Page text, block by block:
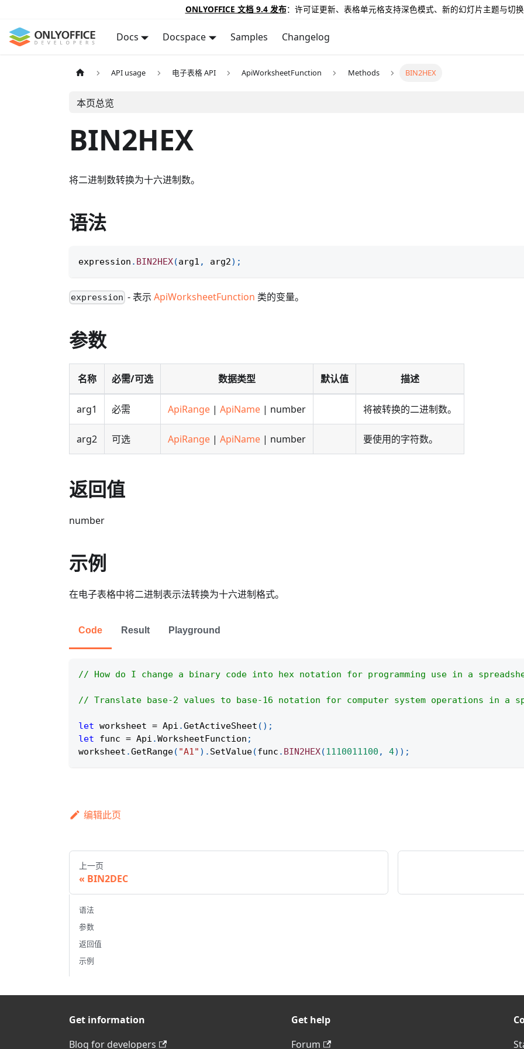
ONLYOFFICE 文档 9.4 发布：许可证更新、表格单元格支持深色模式、新的幻灯片主题与切换
Docs Docspace Samples Changelog
API usage 电子表格 API ApiWorksheetFunction Methods BIN2HEX
本页总览
BIN2HEX
将二进制数转换为十六进制数。
语法
expression . BIN2HEX(arg1 , arg2) ;
expression - 表示ApiWorksheetFunction 类的变量。
参数
名称 必需/可选 数据类型 默认值 描述
arg1 必需 ApiRange | ApiName | number 将被转换的二进制数。
arg2 可选 ApiRange | ApiName | number 要使用的字符数。
返回值
number
示例
在电子表格中将二进制表示法转换为十六进制格式。
Code Result Playground
// How do I change a binary code into hex notation for programming use in a
// Translate base-2 values to base-16 notation for computer system operations in a
let worksheet = Api .GetActiveSheet ( ) ;
let func = Api .WorksheetFunction ;
worksheet .GetRange( "A1" ) . SetValue(func . BIN2HEX(1110011100 , 4) ) ;
编辑此页
上一页
BIN2DEC
语法
参数
返回值
示例
Get information
Blog for developers
Get help
Forum